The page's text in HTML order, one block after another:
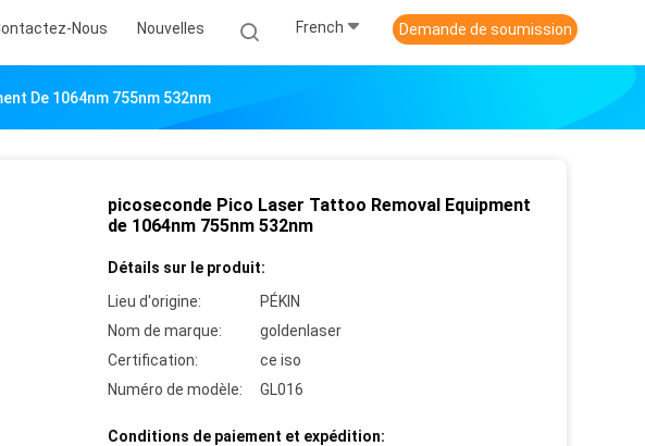
Nous Nouvelles French Demande de soumission
De 1064nm 755nm 532nm
picoseconde Pico Laser Tattoo Removal Equipment
de 1064nm 755nm 532nm
Détails sur le produit:
Lieu d'origine:
PÉKIN
Nom de marque:
goldenlaser
Certification:
ce iso
Numéro de modèle:
GL016
Conditions de paiement et expédition: